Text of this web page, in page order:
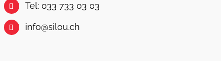
Tel: 033 733 03 03
info@silou.ch